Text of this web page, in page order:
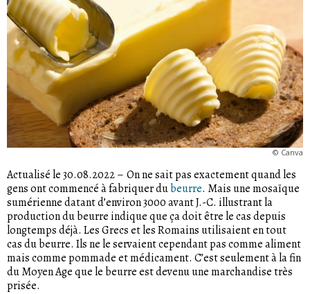
© Canva
Actualisé le 30.08.2022– On ne sait pas exactement quand les
gens ont commencé à fabriquer dubeurre. Mais une mosaïque
sumérienne datant d’environ 3000 avant J.-C. illustrant la
production du beurre indique que ça doit être le cas depuis
longtemps déjà. Les Grecs et les Romains utilisaient en tout
cas du beurre. Ils ne le servaient cependant pas comme aliment
mais comme pommade et médicament. C’est seulement à la fin
du Moyen Age que le beurre est devenu une marchandise très
prisée.